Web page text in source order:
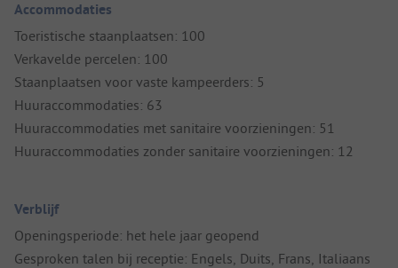
Accommodaties
Toeristische staanplaatsen: 100
Verkavelde percelen: 100
Staanplaatsen voor vaste kampeerders: 5
Huuraccommodaties: 63
Huuraccommodaties met sanitaire voorzieningen: 51
Huuraccommodaties zonder sanitaire voorzieningen: 12
Verblijf
Openingsperiode: het hele jaar geopend
Gesproken talen bij receptie: Engels, Duits, Frans, Italiaans